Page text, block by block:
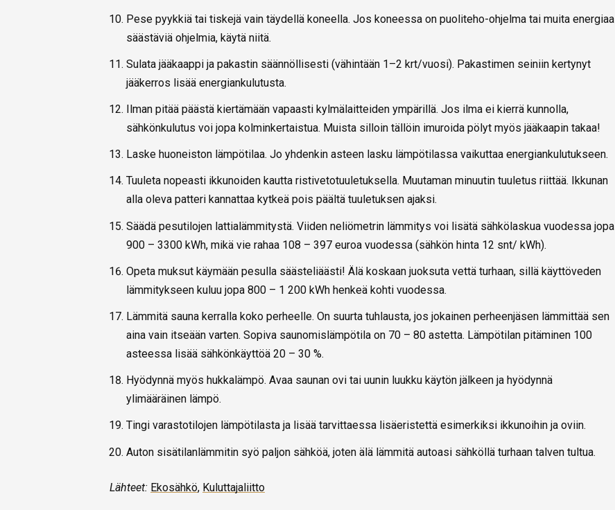
Pese pyykkiä tai tiskejä vain täydellä koneella. Jos koneessa on puoliteho-ohjelma tai muita energiaa
säästäviä ohjelmia, käytä niitä.
Sulata jääkaappi ja pakastin säännöllisesti (vähintään 1–2 krt/vuosi). Pakastimen seiniin kertynyt
jääkerros lisää energiankulutusta.
Ilman pitää päästä kiertämään vapaasti kylmälaitteiden ympärillä. Jos ilma ei kierrä kunnolla,
sähkönkulutus voi jopa kolminkertaistua. Muista silloin tällöin imuroida pölyt myös jääkaapin takaa!
Laske huoneiston lämpötilaa. Jo yhdenkin asteen lasku lämpötilassa vaikuttaa energiankulutukseen.
Tuuleta nopeasti ikkunoiden kautta ristivetotuuletuksella. Muutaman minuutin tuuletus riittää. Ikkunan
alla oleva patteri kannattaa kytkeä pois päältä tuuletuksen ajaksi.
Säädä pesutilojen lattialämmitystä. Viiden neliömetrin lämmitys voi lisätä sähkölaskua vuodessa jopa
900 – 3300 kWh, mikä vie rahaa 108 – 397 euroa vuodessa (sähkön hinta 12 snt/ kWh).
Opeta muksut käymään pesulla säästeliäästi! Älä koskaan juoksuta vettä turhaan, sillä käyttöveden
lämmitykseen kuluu jopa 800 – 1 200 kWh henkeä kohti vuodessa.
Lämmitä sauna kerralla koko perheelle. On suurta tuhlausta, jos jokainen perheenjäsen lämmittää sen
aina vain itseään varten. Sopiva saunomislämpötila on 70 – 80 astetta. Lämpötilan pitäminen 100
asteessa lisää sähkönkäyttöä 20 – 30 %.
Hyödynnä myös hukkalämpö. Avaa saunan ovi tai uunin luukku käytön jälkeen ja hyödynnä
ylimääräinen lämpö.
Tingi varastotilojen lämpötilasta ja lisää tarvittaessa lisäeristettä esimerkiksi ikkunoihin ja oviin.
Auton sisätilanlämmitin syö paljon sähköä, joten älä lämmitä autoasi sähköllä turhaan talven tultua.
Lähteet: Ekosähkö, Kuluttajaliitto